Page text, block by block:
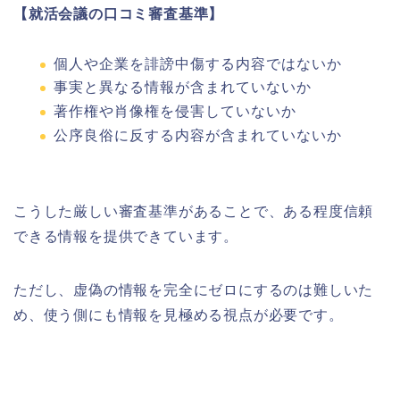
【就活会議の口コミ審査基準】
個人や企業を誹謗中傷する内容ではないか
事実と異なる情報が含まれていないか
著作権や肖像権を侵害していないか
公序良俗に反する内容が含まれていないか
こうした厳しい審査基準があることで、ある程度信頼
できる情報を提供できています。
ただし、虚偽の情報を完全にゼロにするのは難しいた
め、使う側にも情報を見極める視点が必要です。